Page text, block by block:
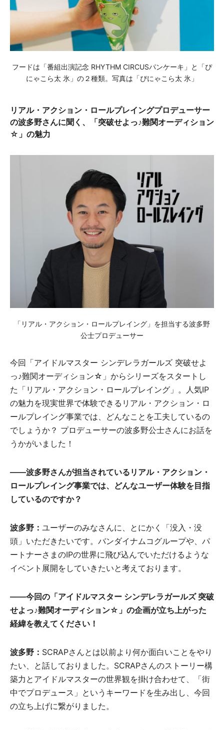
フードは「番組出演記念 RHYTHM CIRCUSパンケーキ」と「ぴ
にゃこら太 氷」の２種類。写真は「ぴにゃこら太 氷」
リアル・アクション・ロールプレイングプロデューサー
の波多野さんに聞く、「突破せよっ♪難関オーディション
☆」の魅力
「リアル・アクション・ロールプレイング」を担当する波多野
公士プロデューサー
今回「アイドルマスター シンデレラガールズ 突破せよ
っ♪難関オーディション☆」からシリーズをスタートし
た「リアル・アクション・ロールプレイング」。人気IP
の魅力を現実世界で体験できるリアル・アクション・ロ
ールプレイング事業では、どんなことを工夫しているの
でしょうか？ プロデューサーの波多野公士さんにお話を
うかがいました！
――波多野さんが担当されているリアル・アクション・
ロールプレイング事業では、どんなユーザー体験を目指
しているのですか？
波多野： ユーザーのみなさんに、とにかく「没入・没
頭」いただきたいです。バンダイナムコグループや、パ
ートナーさまのIPの世界に飛び込んでいただけるような
イベント展開をしていきたいと考えております。
――今回の「アイドルマスター シンデレラガールズ 突破
せよっ♪難関オーディション☆」 の企画が立ち上がった
経緯を教えてください！
波多野： SCRAPさんとは以前より何か面白いことをやり
たい、と話しておりました。SCRAPさんのストーリー構
築力とアイドルマスターの世界観を掛け合わせて、「街
中でプロデュース」というキーワードを生み出し、今回
の立ち上げに繋がりました。